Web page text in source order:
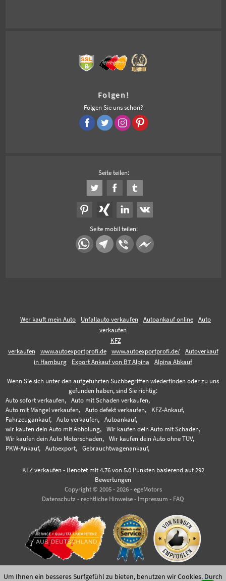
Folgen!
Folgen Sie uns schon?
Seite teilen:
Seite mobil teilen:
Wer kauft mein Auto Unfallauto verkaufen Autoankauf online
Auto
verkaufen
KFZ
verkaufen
www.autoexportprofi.de www.autoexportprofi.de/
Autoverkauf
in Hamburg
Export Ankauf von B7 Alpina Alpina Abkauf
Wenn Sie sich unter den aufgeführten Suchbegriffen wiederfinden oder zu uns
gefunden haben, sind Sie richtig:
Auto sofort verkaufen,
Auto mit Schaden verkaufen,
Auto mit Mängel verkaufen,
Auto defekt verkaufen,
KFZ-Ankauf,
Fahrzeugankauf,
Auto verkaufen,
Autoankauf,
wir kaufen dein Auto mit Abholung,
Wir kaufen dein Auto mit Schaden,
Wir kaufen dein Auto Motorschaden,
Wir kaufen dein Auto ohne TÜV,
PKW-Ankauf,
Autoexport, Gebrauchtwagenankauf,
KFZ verkaufen- Benotet mit 4.76von 5.0 Punkten basierend auf 292
Bewertungen
Copyright © 2005 - 2026 - egeMotors
Datenschutz - rechtliche Hinweise - Impressum - FAQ
Um Ihnen ein besseres Surfgefühl zu bieten, benutzen wir Cookies. Durch